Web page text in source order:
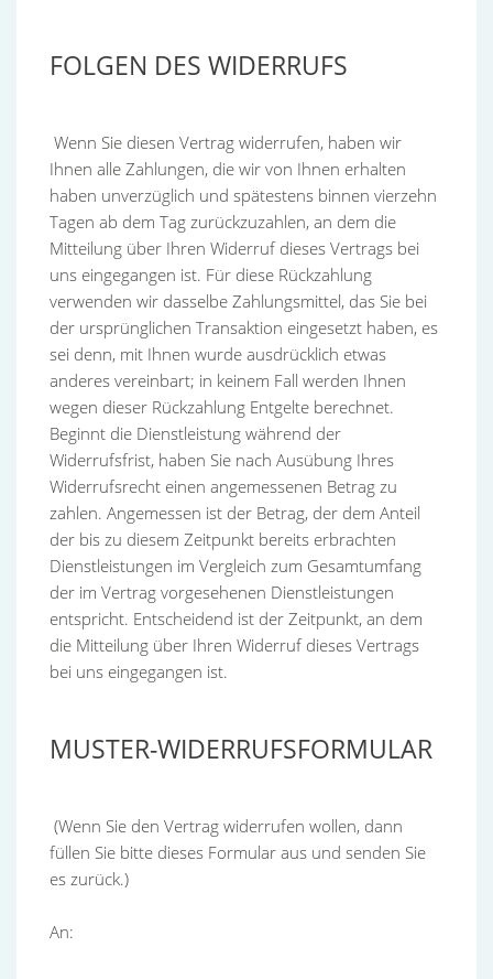
FOLGEN DES WIDERRUFS
Wenn Sie diesen Vertrag widerrufen, haben wir
Ihnen alle Zahlungen, die wir von Ihnen erhalten
haben unverzüglich und spätestens binnen vierzehn
Tagen ab dem Tag zurückzuzahlen, an dem die
Mitteilung über Ihren Widerruf dieses Vertrags bei
uns eingegangen ist. Für diese Rückzahlung
verwenden wir dasselbe Zahlungsmittel, das Sie bei
der ursprünglichen Transaktion eingesetzt haben, es
sei denn, mit Ihnen wurde ausdrücklich etwas
anderes vereinbart; in keinem Fall werden Ihnen
wegen dieser Rückzahlung Entgelte berechnet.
Beginnt die Dienstleistung während der
Widerrufsfrist, haben Sie nach Ausübung Ihres
Widerrufsrecht einen angemessenen Betrag zu
zahlen. Angemessen ist der Betrag, der dem Anteil
der bis zu diesem Zeitpunkt bereits erbrachten
Dienstleistungen im Vergleich zum Gesamtumfang
der im Vertrag vorgesehenen Dienstleistungen
entspricht. Entscheidend ist der Zeitpunkt, an dem
die Mitteilung über Ihren Widerruf dieses Vertrags
bei uns eingegangen ist.
MUSTER-WIDERRUFSFORMULAR
(Wenn Sie den Vertrag widerrufen wollen, dann
füllen Sie bitte dieses Formular aus und senden Sie
es zurück.)
An: